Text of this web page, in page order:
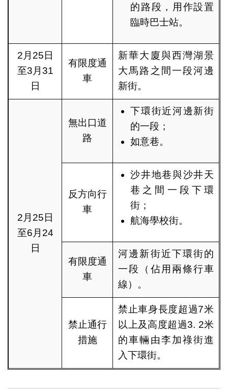
的路段，用作設置
臨時巴士站。
2月25日
至3月31
日
有限度通
車
新華大廈與西灣湖景
大馬路之間一段河邊
新街。
2月25日
至6月24
日
無出口道
路
下環街近河邊新街
的一段；
如意巷。
反方向行
車
沙井地巷與沙井天
巷之間一段下環
街；
航海學校街。
有限度通
車
河邊新街近下環街的
一段（佔用兩條行車
線）。
禁止通行
措施
禁止車身長度超過7米
以上及高度超過3. 2米
的車輛由李加祿街進
入下環街。